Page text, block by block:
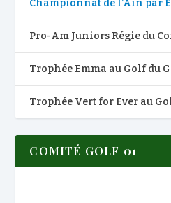
Championnat de l’Ain par
Pro-Am Juniors Régie du
Trophée Emma au Golf du
Trophée Vert for Ever au
COMITÉ GOLF 01